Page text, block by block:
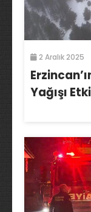
2 Aralık 2025
Yağışı